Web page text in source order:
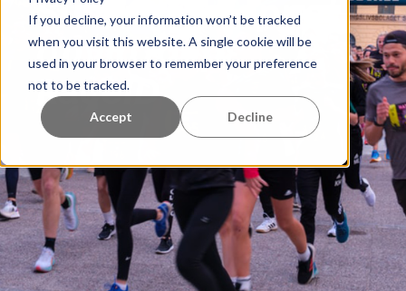
If you decline, your information won’t be tracked
when you visit this website. A single cookie will be
used in your browser to remember your preference
not to be tracked.
Accept Decline
Sundsvallsloppet
συνιστούμε
RaceID